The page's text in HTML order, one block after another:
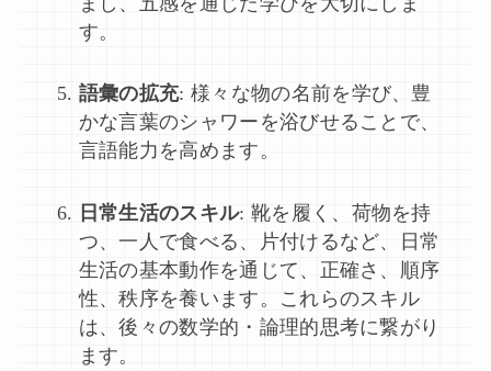
す。
語彙の拡充: 様々な物の名前を学び、豊
かな言葉のシャワーを浴びせることで、
言語能力を高めます。
日常生活のスキル: 靴を履く、荷物を持
つ、一人で食べる、片付けるなど、日常
生活の基本動作を通じて、正確さ、順序
性、秩序を養います。これらのスキル
は、後々の数学的・論理的思考に繋がり
ます。